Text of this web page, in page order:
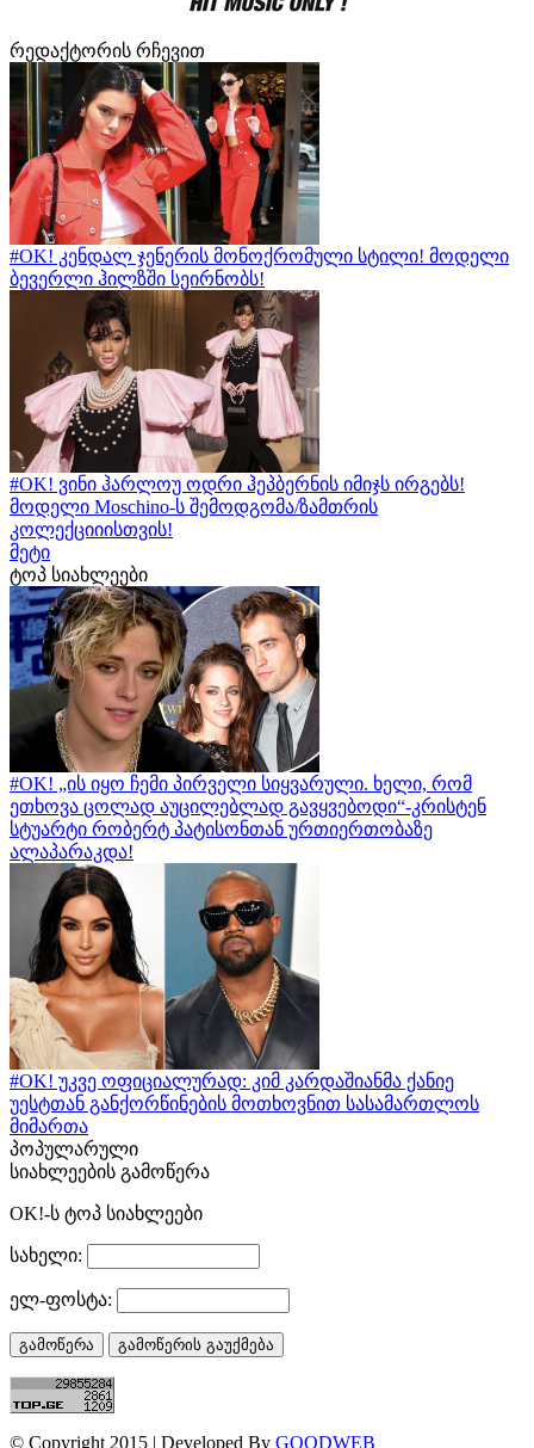
რედაქტორის რჩევით
#OK! კენდალ ჯენერის მონოქრომული სტილი! მოდელი
ბევერლი ჰილზში სეირნობს!
#OK! ვინი ჰარლოუ ოდრი ჰეპბერნის იმიჯს ირგებს!
მოდელი Moschino-ს შემოდგომა/ზამთრის
კოლექციიისთვის!
მეტი
ტოპ სიახლეები
#OK! „ის იყო ჩემი პირველი სიყვარული. ხელი, რომ
ეთხოვა ცოლად აუცილებლად გავყვებოდი“-კრისტენ
სტუარტი რობერტ პატისონთან ურთიერთობაზე
ალაპარაკდა!
#OK! უკვე ოფიციალურად: კიმ კარდაშიანმა ქანიე
უესტთან განქორწინების მოთხოვნით სასამართლოს
მიმართა
პოპულარული
სიახლეების გამოწერა
OK!-ს ტოპ სიახლეები
სახელი:
ელ-ფოსტა:
© Copyright 2015 | Developed By GOODWEB